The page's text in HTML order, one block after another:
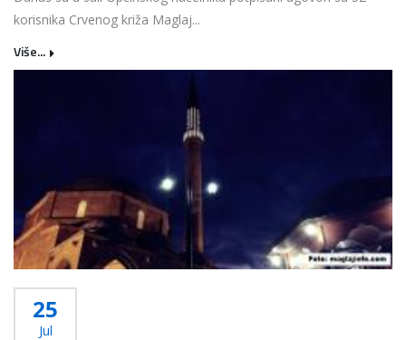
korisnika Crvenog križa Maglaj...
Više...
25
Jul